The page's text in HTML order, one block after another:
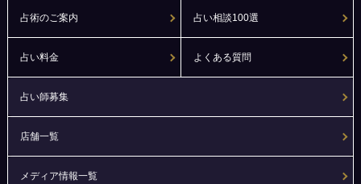
占術のご案内 占い相談100選
占い料金 よくある質問
占い師募集
店舗一覧
メディア情報一覧